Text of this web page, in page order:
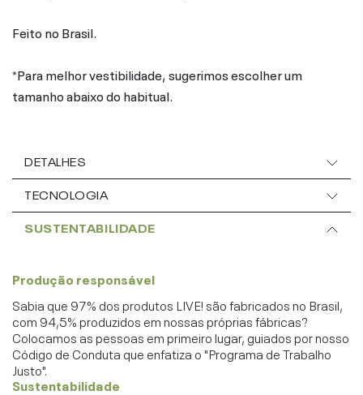
Feito no Brasil.
*Para melhor vestibilidade, sugerimos escolher um
tamanho abaixo do habitual.
DETALHES
TECNOLOGIA
SUSTENTABILIDADE
Produção responsável
Sabia que 97% dos produtos LIVE! são fabricados no Brasil,
com 94,5% produzidos em nossas próprias fábricas?
Colocamos as pessoas em primeiro lugar, guiados por nosso
Código de Conduta que enfatiza o "Programa de Trabalho
Justo".
Sustentabilidade